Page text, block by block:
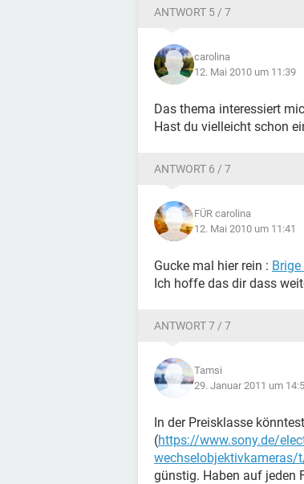
ANTWORT 5 / 7
carolina
12. Mai 2010 um 11:39
Das thema interessiert
Hast du vielleicht schon
ANTWORT 6 / 7
FÜR carolina
12. Mai 2010 um 11:41
Gucke mal hier rein :
Ich hoffe das dir dass
ANTWORT 7 / 7
Tamsi
29. Januar 2011 um
In der Preisklasse
(https://www.sony.de/
günstig. Haben auf jeden